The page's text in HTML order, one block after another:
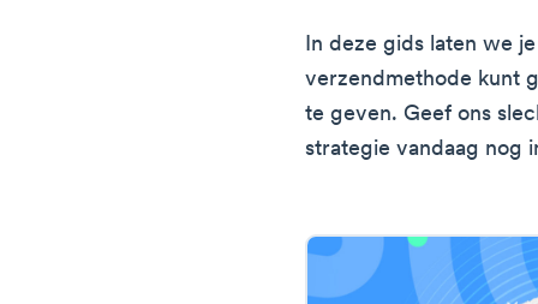
In deze gids laten we
verzendmethode kunt
te geven. Geef ons
strategie vandaag nog